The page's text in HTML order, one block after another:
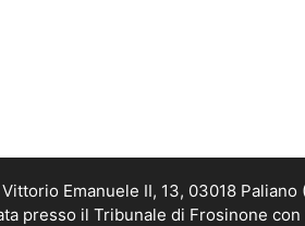
Emanuele II, 13, 03018
presso il Tribunale di Frosinone